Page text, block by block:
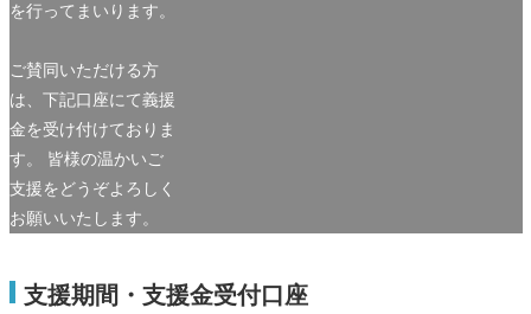
を行ってまいります。
ご賛同いただける方
は、下記口座にて義援
金を受け付けておりま
す。 皆様の温かいご
支援をどうぞよろしく
お願いいたします。
支援期間・支援金受付口座